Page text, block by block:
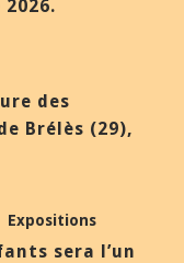
des
Brélès (29),
Expositions
sera l’un